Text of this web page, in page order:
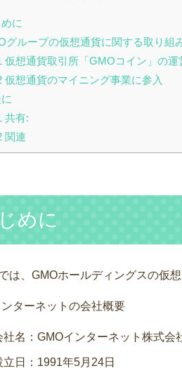
に
グループの仮想通貨に関する取り組
仮想通貨取引所「GMOコイン」の運
仮想通貨のマイニング事業に参入
共有:
関連
めに
は、GMOホールディングスの仮
ターネットの会社概要
社名：GMOインターネット株式会
立日：1991年5月24日